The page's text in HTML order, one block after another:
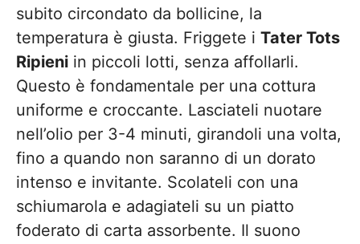
subito circondato da bollicine, la
temperatura è giusta. Friggete i Tater Tots
Ripieni in piccoli lotti, senza affollarli.
Questo è fondamentale per una cottura
uniforme e croccante. Lasciateli nuotare
nell’olio per 3-4 minuti, girandoli una volta,
fino a quando non saranno di un dorato
intenso e invitante. Scolateli con una
schiumarola e adagiateli su un piatto
foderato di carta assorbente. Il suono